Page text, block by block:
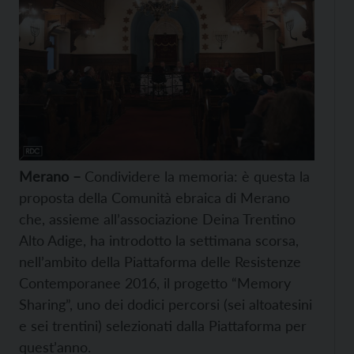
Merano – Condividere la memoria: è questa la
proposta della Comunità ebraica di Merano
che, assieme all’associazione Deina Trentino
Alto Adige, ha introdotto la settimana scorsa,
nell’ambito della Piattaforma delle Resistenze
Contemporanee 2016, il progetto “Memory
Sharing”, uno dei dodici percorsi (sei altoatesini
e sei trentini) selezionati dalla Piattaforma per
quest’anno.